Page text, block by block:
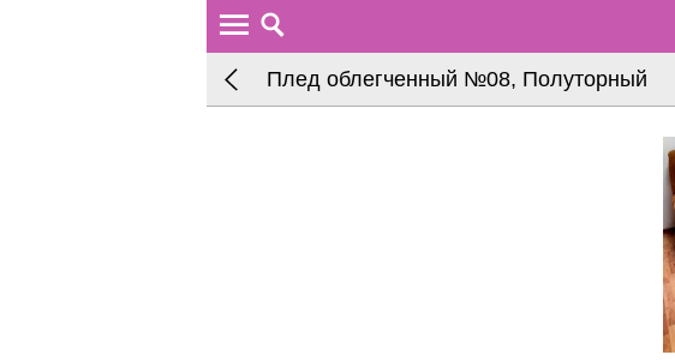
Плед облегченный №08, Полуторный